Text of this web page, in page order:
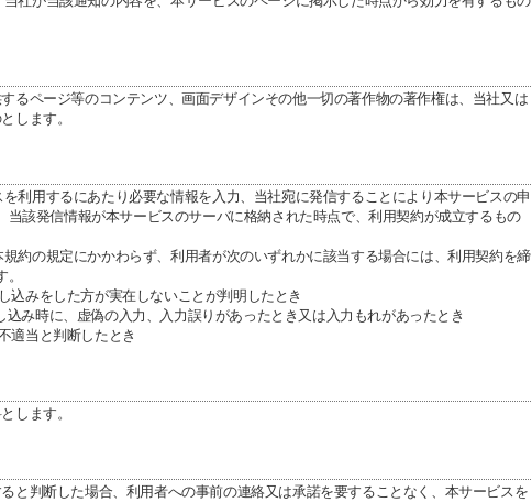
るページ等のコンテンツ、画面デザインその他一切の著作物の著作権は、当社又は
します。
を利用するにあたり必要な情報を入力、当社宛に発信することにより本サービスの申
当該発信情報が本サービスのサーバに格納された時点で、利用契約が成立するもの
規約の規定にかかわらず、利用者が次のいずれかに該当する場合には、利用契約を締
込みをした方が実在しないことが判明したとき
込み時に、虚偽の入力、入力誤りがあったとき又は入力もれがあったとき
適当と判断したとき
します。
と判断した場合、利用者への事前の連絡又は承諾を要することなく、本サービスを